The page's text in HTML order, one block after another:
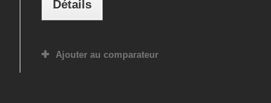
Détails
Ajouter au comparateur